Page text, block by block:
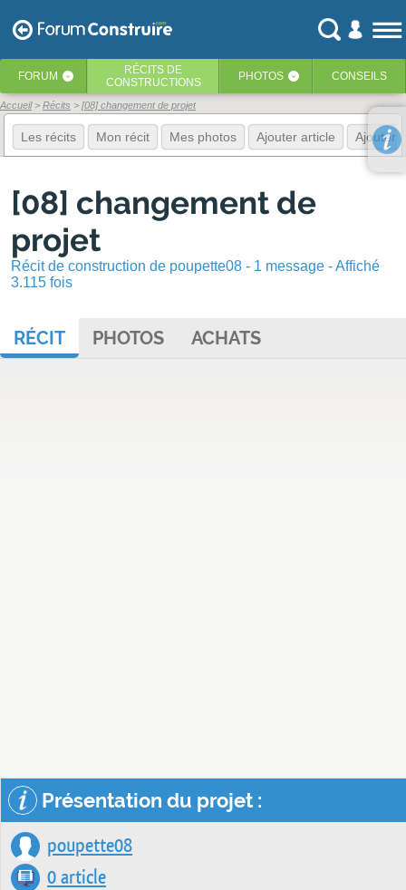
FORUM ‹ RÉCITS DE
CONSTRUCTIONS
PHOTOS ‹ CONSEILS
Accueil Récits [08] changement de projet
Les récits Mon récit Mes photos Ajouter article Ajouter
[08] changement de
projet
Récit de construction de poupette08 - 1 message - Affiché
3.115 fois
RÉCIT PHOTOS ACHATS
Présentation du projet :
poupette08
0 article